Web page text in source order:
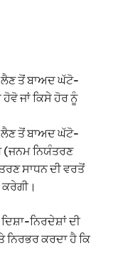
ਤੋਂ ਬਾਅਦ ਘੱਟੋ-
ਜਾਂ ਕਿਸੇ ਹੋਰ ਨੂੰ
ਤੋਂ ਬਾਅਦ ਘੱਟੋ-
(ਜਨਮ ਨਿਯੰਤਰਣ
ਸਾਧਨ ਦੀ ਵਰਤੋਂ
ਨਿਰਦੇਸ਼ਾਂ ਦੀ
ਨਿਰਭਰ ਕਰਦਾ ਹੈ ਕਿ